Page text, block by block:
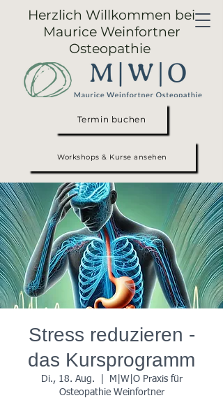
Herzlich Willkommen bei
Maurice Weinfortner
Osteopathie
Termin buchen
Workshops & Kurse ansehen
Stress reduzieren -
das Kursprogramm
Di., 18. Aug.
M|W|O Praxis für
Osteopathie Weinfortner